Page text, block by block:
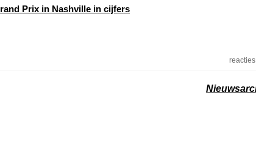
Prix in Nashville in cijfers